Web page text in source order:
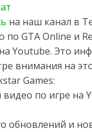
на наш канал в
GTA Online и
Youtube. Это
внимания на
Games:
по игре на
обновлений и